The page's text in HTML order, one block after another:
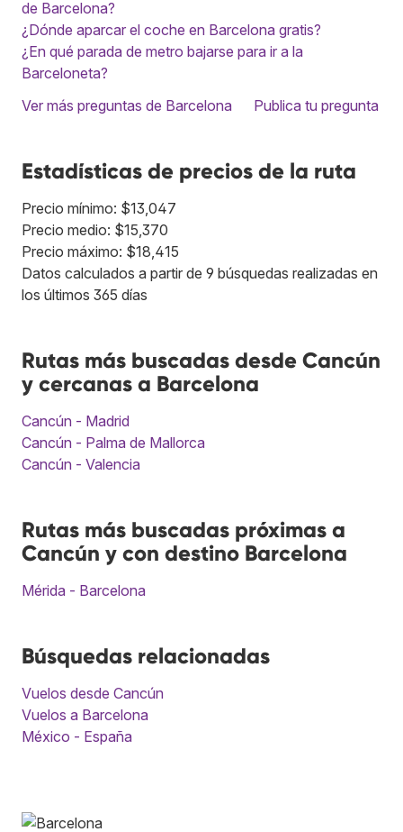
de Barcelona?
¿Dónde aparcar el coche en Barcelona gratis?
¿En qué parada de metro bajarse para ir a la
Barceloneta?
Ver más preguntas de Barcelona
Publica tu pregunta
Estadísticas de precios de la ruta
Precio mínimo: $13,047
Precio medio: $15,370
Precio máximo: $18,415
Datos calculados a partir de 9 búsquedas realizadas en
los últimos 365 días
Rutas más buscadas desde Cancún
y cercanas a Barcelona
Cancún - Madrid
Cancún - Palma de Mallorca
Cancún - Valencia
Rutas más buscadas próximas a
Cancún y con destino Barcelona
Mérida - Barcelona
Búsquedas relacionadas
Vuelos desde Cancún
Vuelos a Barcelona
México - España